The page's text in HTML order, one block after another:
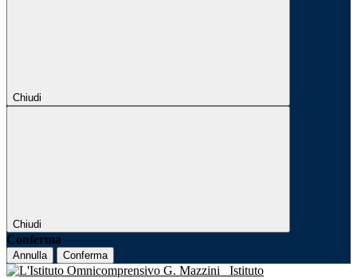
Chiudi
Chiudi
Conferma
Annulla Conferma
Istituto